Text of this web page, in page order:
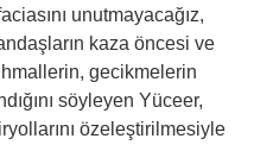
unutmayacağız,
kaza öncesi ve
gecikmelerin
söyleyen Yüceer,
özeleştirilmesiyle